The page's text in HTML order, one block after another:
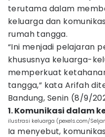
terutama dalam
keluarga dan
rumah tangga.
“Ini menjadi pelajaran
khususnya keluarga-
memperkuat
tangga,” kata Arifah
Bandung, Senin (8/9/
1. Komunikasi dalam
ilustrasi keluarga (pexels.com/
Ia menyebut,